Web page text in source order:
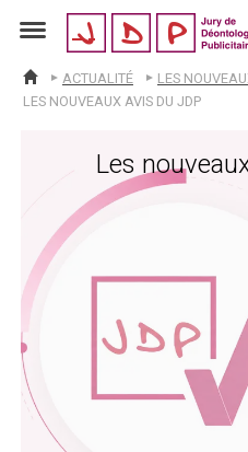
jdp
ACCUEIL
ACTUALITÉ
LES
LES NOUVEAUX AVIS DU JDP
Les